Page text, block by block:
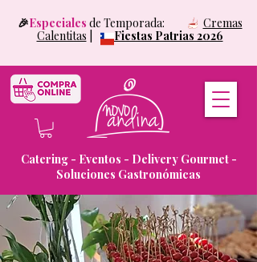
Catering - Eventos - Delivery Gourmet -
Soluciones Gastronómicas
🎉Especiales de Temporada: Cremas
Calentitas
Fiestas Patrias 2026